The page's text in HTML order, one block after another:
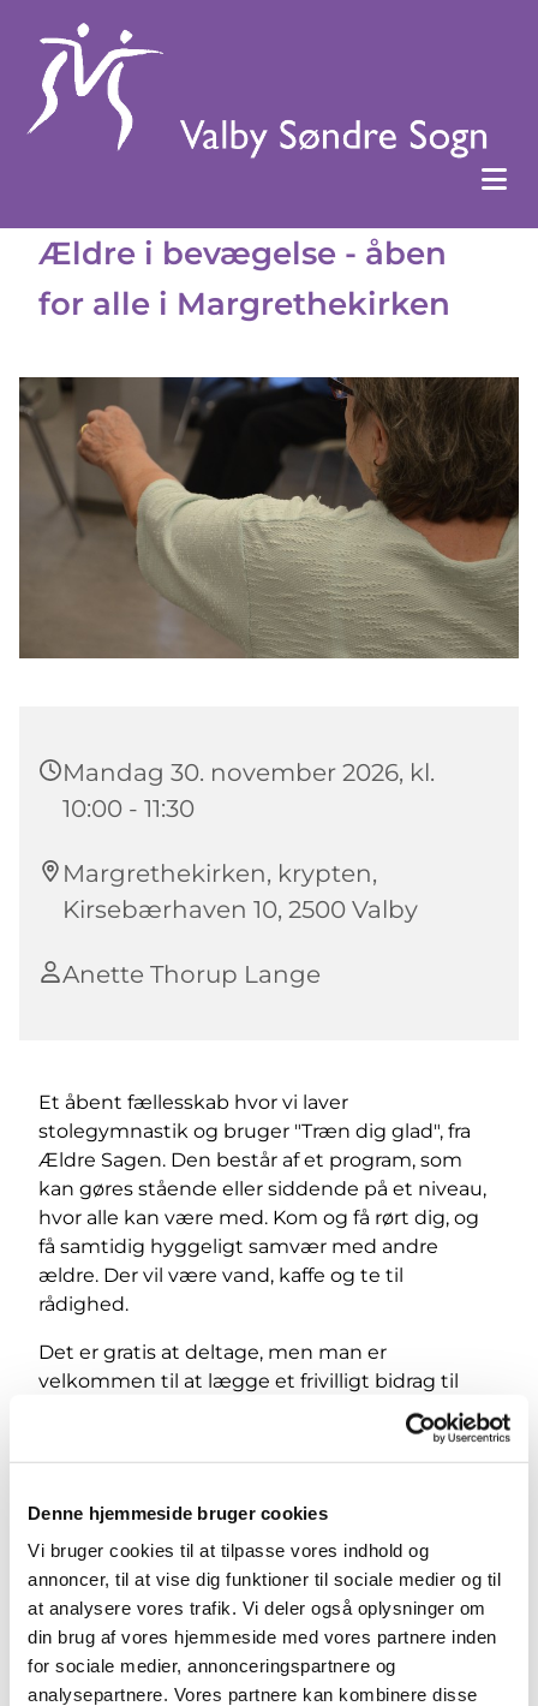
Denne hjemmeside bruger cookies
Vi bruger cookies til at tilpasse vores indhold og
annoncer, til at vise dig funktioner til sociale medier og til
at analysere vores trafik. Vi deler også oplysninger om
din brug af vores hjemmeside med vores partnere inden
for sociale medier, annonceringspartnere og
analysepartnere. Vores partnere kan kombinere disse
Ældre i bevægelse - åben
for alle i Margrethekirken
Mandag 30. november 2026, kl.
10:00 - 11:30
Margrethekirken, krypten,
Kirsebærhaven 10, 2500 Valby
Anette Thorup Lange
Et åbent fællesskab hvor vi laver
stolegymnastik og bruger "Træn dig glad", fra
Ældre Sagen. Den består af et program, som
kan gøres stående eller siddende på et niveau,
hvor alle kan være med. Kom og få rørt dig, og
få samtidig hyggeligt samvær med andre
ældre. Der vil være vand, kaffe og te til
rådighed.
Det er gratis at deltage, men man er
velkommen til at lægge et frivilligt bidrag til
Valby Søndre Sogns menighedsplejes arbejde.